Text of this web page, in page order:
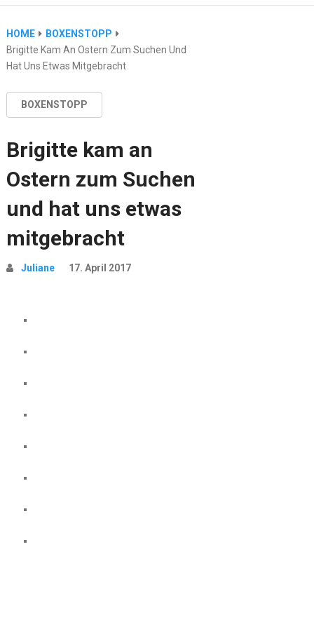
HOME
BOXENSTOPP
Brigitte Kam An Ostern Zum Suchen Und
Hat Uns Etwas Mitgebracht
BOXENSTOPP
Brigitte kam an
Ostern zum Suchen
und hat uns etwas
mitgebracht
Juliane 17. April 2017